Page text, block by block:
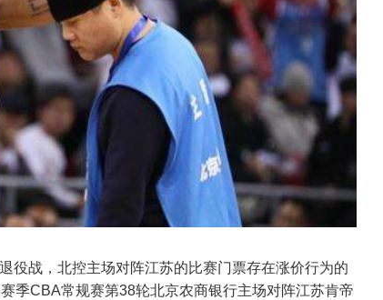
役战，北控主场对阵江苏的比赛门票存在涨价行为的
季CBA常规赛第38轮北京农商银行主场对阵江苏肯帝